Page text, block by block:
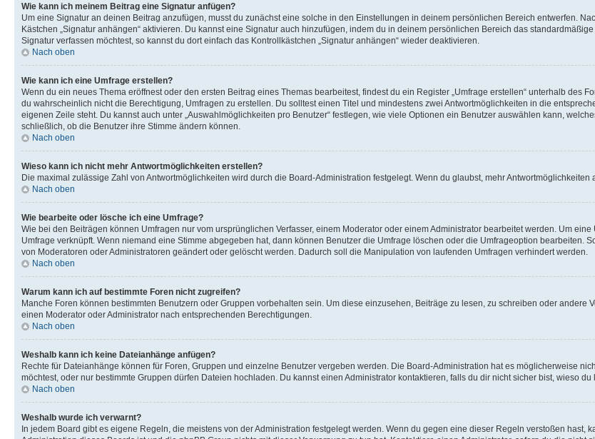
Wie kann ich meinem Beitrag eine Signatur anfügen?
Um eine Signatur an deinen Beitrag anzufügen, musst du zunächst eine solche in den Einstellungen in deinem persönlichen Bereich entwerfen.
Kästchen „Signatur anhängen“ aktivieren. Du kannst eine Signatur auch hinzufügen, indem du in deinem persönlichen Bereich das
Signatur verfassen möchtest, so kannst du dort einfach das Kontrollkästchen „Signatur anhängen“ wieder deaktivieren.
Nach oben
Wie kann ich eine Umfrage erstellen?
Wenn du ein neues Thema eröffnest oder den ersten Beitrag eines Themas bearbeitest, findest du ein Register „Umfrage erstellen“ unterhalb des
du wahrscheinlich nicht die Berechtigung, Umfragen zu erstellen. Du solltest einen Titel und mindestens zwei Antwortmöglichkeiten in die
eigenen Zeile steht. Du kannst auch unter „Auswahlmöglichkeiten pro Benutzer“ festlegen, wie viele Optionen ein Benutzer auswählen kann,
schließlich, ob die Benutzer ihre Stimme ändern können.
Nach oben
Wieso kann ich nicht mehr Antwortmöglichkeiten erstellen?
Die maximal zulässige Zahl von Antwortmöglichkeiten wird durch die Board-Administration festgelegt. Wenn du glaubst, mehr
Nach oben
Wie bearbeite oder lösche ich eine Umfrage?
Wie bei den Beiträgen können Umfragen nur vom ursprünglichen Verfasser, einem Moderator oder einem Administrator bearbeitet werden. Um
Umfrage verknüpft. Wenn niemand eine Stimme abgegeben hat, dann können Benutzer die Umfrage löschen oder die Umfrageoption bearbeiten.
von Moderatoren oder Administratoren geändert oder gelöscht werden. Dadurch soll die Manipulation von laufenden Umfragen verhindert werden.
Nach oben
Warum kann ich auf bestimmte Foren nicht zugreifen?
Manche Foren können bestimmten Benutzern oder Gruppen vorbehalten sein. Um diese einzusehen, Beiträge zu lesen, zu schreiben oder
einen Moderator oder Administrator nach entsprechenden Berechtigungen.
Nach oben
Weshalb kann ich keine Dateianhänge anfügen?
Rechte für Dateianhänge können für Foren, Gruppen und einzelne Benutzer vergeben werden. Die Board-Administration hat es möglicherweise
möchtest, oder nur bestimmte Gruppen dürfen Dateien hochladen. Du kannst einen Administrator kontaktieren, falls du dir nicht sicher bist, wieso
Nach oben
Weshalb wurde ich verwarnt?
In jedem Board gibt es eigene Regeln, die meistens von der Administration festgelegt werden. Wenn du gegen eine dieser Regeln verstoßen